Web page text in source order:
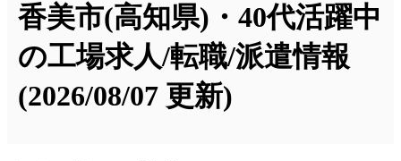
香美市(高知県)・40代活躍中
の工場求人/転職/派遣情報
(2026/08/07 更新)